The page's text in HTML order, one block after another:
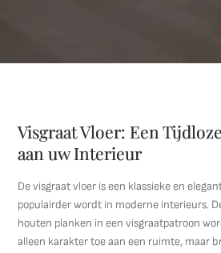
Visgraat Vloer: Een
aan uw Interieur
De visgraat vloer is een klassieke en
populairder wordt in moderne interieurs.
houten planken in een visgraatpatroon
alleen karakter toe aan een ruimte, maar